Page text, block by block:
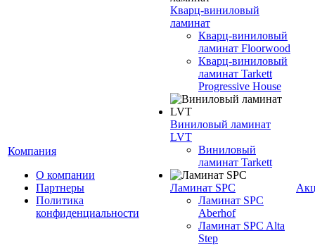
Компания
О компании
Партнеры
Политика
конфиденциальности
Кварц-виниловый
ламинат
Кварц-виниловый
ламинат Floorwood
Кварц-виниловый
ламинат Tarkett
Progressive House
Виниловый ламинат
LVT
Виниловый
ламинат Tarkett
Ламинат SPC
Ламинат SPC
Aberhof
Ламинат SPC Alta
Step